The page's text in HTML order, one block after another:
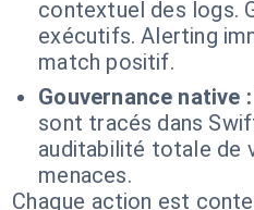
contextuel des logs.
exécutifs. Alerting
match positif.
Gouvernance native :
sont tracés dans
auditabilité totale de
menaces.
Chaque action est